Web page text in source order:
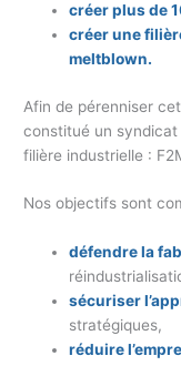
créer plus de
créer une
meltblown.
Afin de pérenniser
constitué un
filière industrielle :
Nos objectifs sont
défendre la
sécuriser
stratégiques,
réduire